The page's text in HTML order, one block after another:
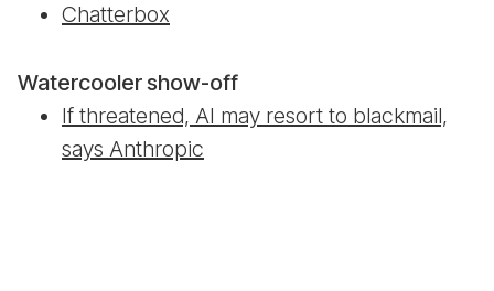
Chatterbox
Watercooler show-off
If threatened, AI may resort to blackmail,
says Anthropic